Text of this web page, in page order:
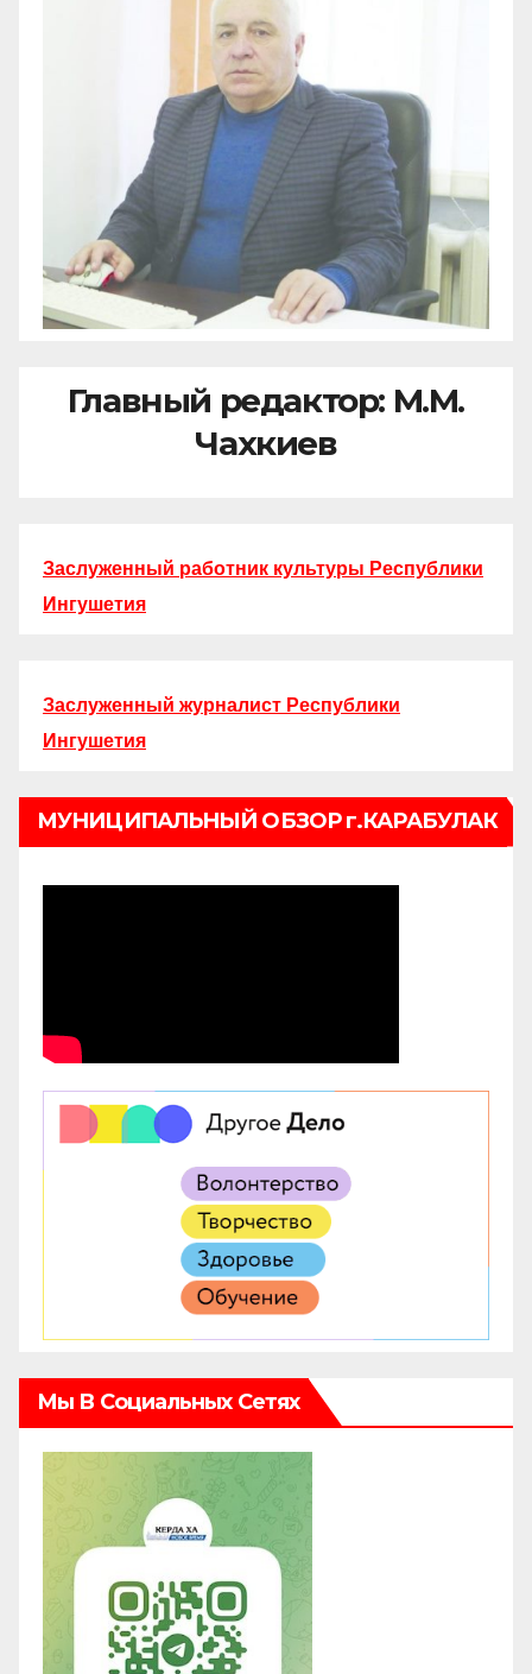
Главный редактор: М.М.
Чахкиев
Заслуженный работник культуры Республики
Ингушетия
Заслуженный журналист Республики
Ингушетия
МУНИЦИПАЛЬНЫЙ ОБЗОР г.КАРАБУЛАК
Мы В Социальных Сетях